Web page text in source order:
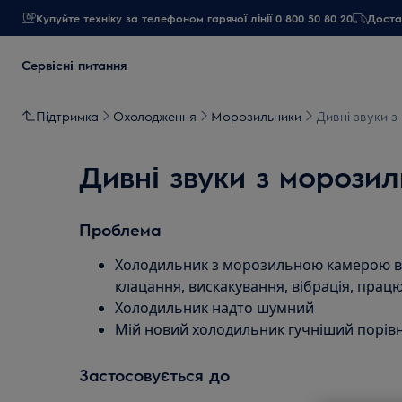
Купуйте техніку за телефоном гарячої лінії 0 800 50 80 20
Сервісні питання
Підтримка Охолодження Морозильники Дивні звуки
Дивні звуки з
Проблема
Холодильник з морозильною камерою
клацання, вискакування, вібрація,
Холодильник надто шумний
Мій новий холодильник гучніший
Застосовується до